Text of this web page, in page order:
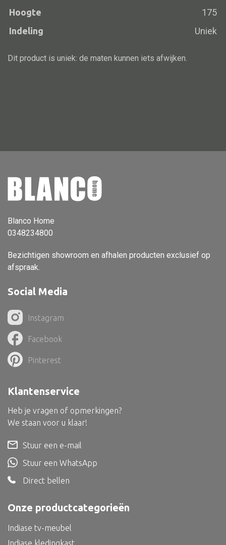
Kandelaar
Object
Pot
Deco overig
Kussen
Kelim
Alle bouwmateriaal
Bed
Alle oosterse meubels
Oosterse tafel
Oosterse tv meubel
Oosterse lampen
Hoogte 175
Indeling Uniek
Dit product is uniek: de maten kunnen iets afwijken.
Blanco Home
0348234800
Bezichtigen showroom en afhalen producten exclusief op
afspraak.
Social Media
Instagram
Facebook
Pinterest
Onze productcategorieën
Indiase tv-meubel
Indiase kledingkast
Klantenservice
Heb je vragen of opmerkingen?
We staan voor u klaar!
Stuur een e-mail
Stuur een WhatsApp
Direct bellen